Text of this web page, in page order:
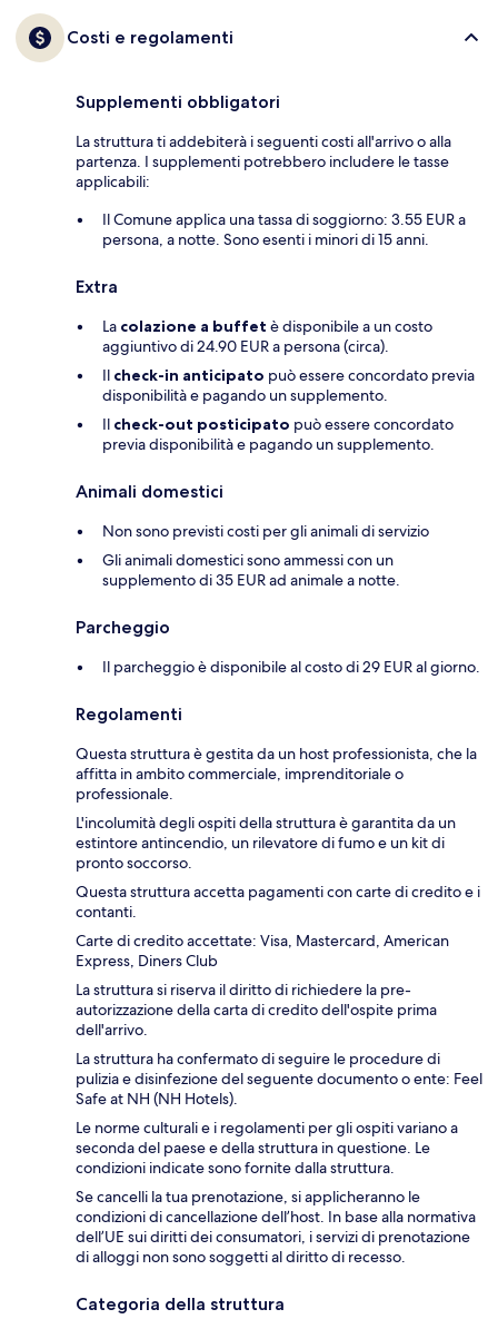
Costi e regolamenti
Supplementi obbligatori
La struttura ti addebiterà i seguenti costi all'arrivo o alla
partenza. I supplementi potrebbero includere le tasse
applicabili:
Il Comune applica una tassa di soggiorno: 3.55 EUR a
persona, a notte. Sono esenti i minori di 15 anni.
Extra
La colazione a buffet è disponibile a un costo
aggiuntivo di 24.90 EUR a persona (circa).
Il check-in anticipato può essere concordato previa
disponibilità e pagando un supplemento.
Il check-out posticipato può essere concordato
previa disponibilità e pagando un supplemento.
Animali domestici
Non sono previsti costi per gli animali di servizio
Gli animali domestici sono ammessi con un
supplemento di 35 EUR ad animale a notte.
Parcheggio
Il parcheggio è disponibile al costo di 29 EUR al giorno.
Regolamenti
Questa struttura è gestita da un host professionista, che la
affitta in ambito commerciale, imprenditoriale o
professionale.
L'incolumità degli ospiti della struttura è garantita da un
estintore antincendio, un rilevatore di fumo e un kit di
pronto soccorso.
Questa struttura accetta pagamenti con carte di credito e i
contanti.
Carte di credito accettate: Visa, Mastercard, American
Express, Diners Club
La struttura si riserva il diritto di richiedere la pre-
autorizzazione della carta di credito dell'ospite prima
dell'arrivo.
La struttura ha confermato di seguire le procedure di
pulizia e disinfezione del seguente documento o ente: Feel
Safe at NH (NH Hotels).
Le norme culturali e i regolamenti per gli ospiti variano a
seconda del paese e della struttura in questione. Le
condizioni indicate sono fornite dalla struttura.
Se cancelli la tua prenotazione, si applicheranno le
condizioni di cancellazione dell’host. In base alla normativa
dell’UE sui diritti dei consumatori, i servizi di prenotazione
di alloggi non sono soggetti al diritto di recesso.
Categoria della struttura